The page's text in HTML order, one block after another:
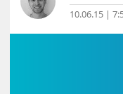
10.06.15 |